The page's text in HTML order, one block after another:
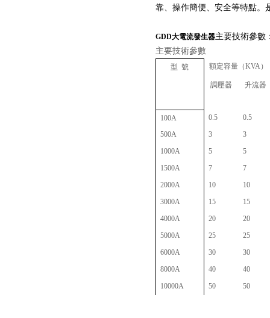
靠、操作簡便、安全等特點。
GDD大電流發生器主要技術參數
主要技術參數
型 號 額定容量（KVA）
調壓器 升流器
100A 0.5
0.5
500A
3
3
1000A
5
5
1500A
7
7
2000A
10
10
3000A
15
15
4000A
20
20
5000A
25
25
6000A
30
30
8000A
40
40
10000A
50 50